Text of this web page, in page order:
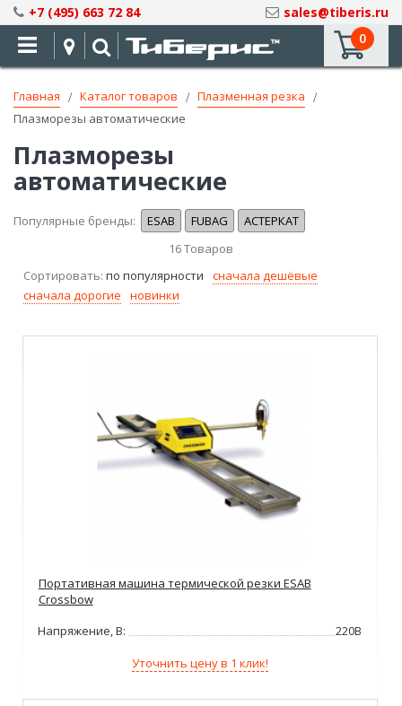
Skip
to
Content
+7 (495) 663 72 84
sales@tiberis.ru
0
Главная Каталог товаров
Плазменная резка
Плазморезы автоматические
Плазморезы
автоматические
Популярные бренды: ESAB FUBAG
АСТЕРКАТ
16Товаров
Сортировать: по популярности
сначала дешёвые
сначала дорогие
новинки
Портативная машина термической резки ESAB
Crossbow
Напряжение, В:
220В
Уточнить цену в 1 клик!